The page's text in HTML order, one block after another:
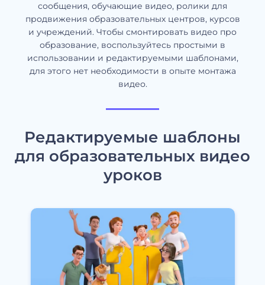
сообщения, обучающие видео, ролики для
продвижения образовательных центров, курсов
и учреждений. Чтобы смонтировать видео про
образование, воспользуйтесь простыми в
использовании и редактируемыми шаблонами,
для этого нет необходимости в опыте монтажа
видео.
Редактируемые шаблоны
для образовательных видео
уроков